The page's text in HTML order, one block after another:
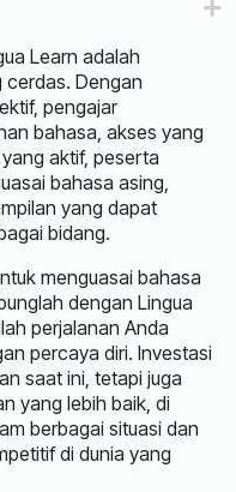
Learn adalah
cerdas. Dengan
pengajar
bahasa, akses yang
aktif, peserta
bahasa asing,
yang dapat
bidang.
menguasai bahasa
dengan Lingua
perjalanan Anda
percaya diri. Investasi
saat ini, tetapi juga
yang lebih baik, di
berbagai situasi dan
di dunia yang